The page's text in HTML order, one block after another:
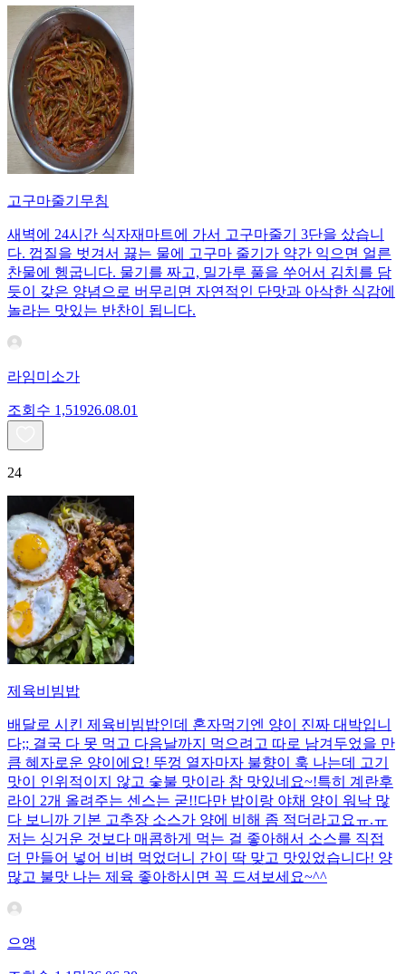
고구마줄기무침
새벽에 24시간 식자재마트에 가서 고구마줄기 3단을 샀습니
다. 껍질을 벗겨서 끓는 물에 고구마 줄기가 약간 익으면 얼른
찬물에 헹굽니다. 물기를 짜고, 밀가루 풀을 쑤어서 김치를 담
듯이 갖은 양념으로 버무리면 자연적인 단맛과 아삭한 식감에
놀라는 맛있는 반찬이 됩니다.
라임미소가
조회수 1,51926.08.01
24
제육비빔밥
배달로 시킨 제육비빔밥인데 혼자먹기엔 양이 진짜 대박입니
다;; 결국 다 못 먹고 다음날까지 먹으려고 따로 남겨두었을 만
큼 혜자로운 양이에요! 뚜껑 열자마자 불향이 훅 나는데 고기
맛이 인위적이지 않고 숯불 맛이라 참 맛있네요~!특히 계란후
라이 2개 올려주는 센스는 굳!! ​다만 밥이랑 야채 양이 워낙 많
다 보니까 기본 고추장 소스가 양에 비해 좀 적더라고요ㅠ.ㅠ
저는 싱거운 것보다 매콤하게 먹는 걸 좋아해서 소스를 직접
더 만들어 넣어 비벼 먹었더니 간이 딱 맞고 맛있었습니다! 양
많고 불맛 나는 제육 좋아하시면 꼭 드셔보세요~^^
으앵